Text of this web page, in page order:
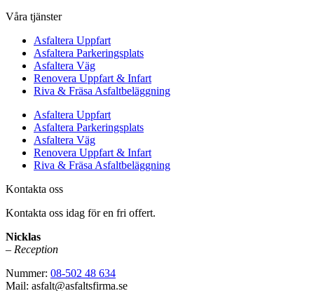
Våra tjänster
Asfaltera Uppfart
Asfaltera Parkeringsplats
Asfaltera Väg
Renovera Uppfart & Infart
Riva & Fräsa Asfaltbeläggning
Asfaltera Uppfart
Asfaltera Parkeringsplats
Asfaltera Väg
Renovera Uppfart & Infart
Riva & Fräsa Asfaltbeläggning
Kontakta oss
Kontakta oss idag för en fri offert.
Nicklas
– Reception
Nummer: 08-502 48 634
Mail: asfalt@asfaltsfirma.se